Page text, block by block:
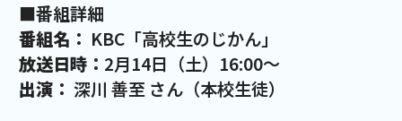
■番組詳細
番組名： KBC「高校生のじかん」
放送日時： 2月14日（土）16:00〜
出演： 深川 善至 さん（本校生徒）